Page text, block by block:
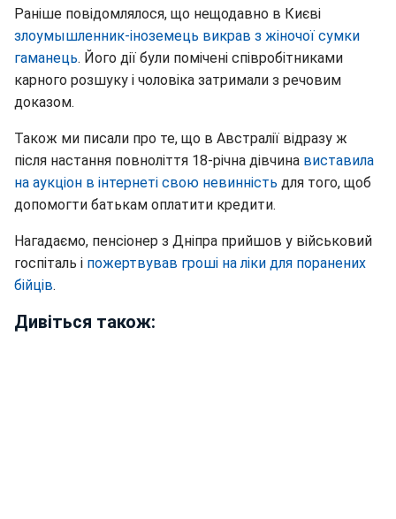
Раніше повідомлялося, що нещодавно в Києві
злоумышленник-іноземець викрав з жіночої сумки
гаманець. Його дії були помічені співробітниками
карного розшуку і чоловіка затримали з речовим
доказом.
Також ми писали про те, що в Австралії відразу ж
після настання повноліття 18-річна дівчина виставила
на аукціон в інтернеті свою невинність для того, щоб
допомогти батькам оплатити кредити.
Нагадаємо, пенсіонер з Дніпра прийшов у військовий
госпіталь і пожертвував гроші на ліки для поранених
бійців.
Дивіться також: